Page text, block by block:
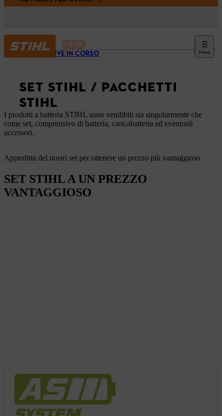
Menù
INIZIATIVE IN CORSO
SET STIHL / PACCHETTI
STIHL
I prodotti a batteria STIHL sono vendibili sia singolarmente che
come set, comprensivo di batteria, caricabatteria ed eventuali
accessori.
Approfitta dei nostri set per ottenere un prezzo più vantaggioso.
SET STIHL A UN PREZZO
VANTAGGIOSO